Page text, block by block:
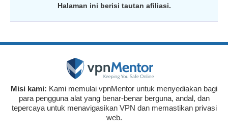
Halaman ini berisi tautan afiliasi.
Misi kami: Kami memulai vpnMentor untuk menyediakan bagi
para pengguna alat yang benar-benar berguna, andal, dan
tepercaya untuk menavigasikan VPN dan memastikan privasi
web.